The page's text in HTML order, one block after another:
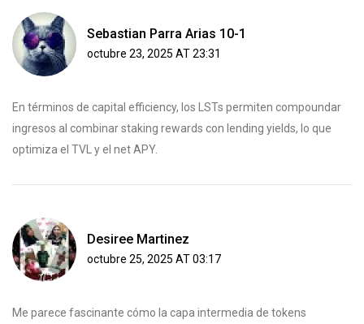
Sebastian Parra Arias 10-1
octubre 23, 2025 AT 23:31
En términos de capital efficiency, los LSTs permiten compoundar
ingresos al combinar staking rewards con lending yields, lo que
optimiza el TVL y el net APY.
Desiree Martinez
octubre 25, 2025 AT 03:17
Me parece fascinante cómo la capa intermedia de tokens